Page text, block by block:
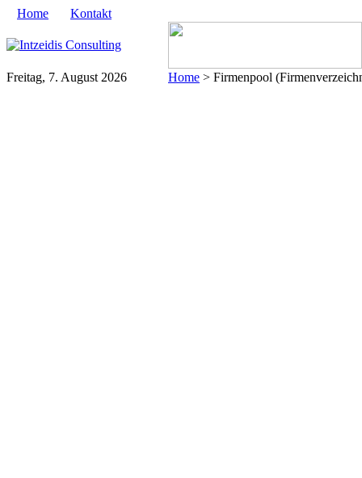
Home Kontakt
Freitag, 7. August 2026 Home > Firmenpool